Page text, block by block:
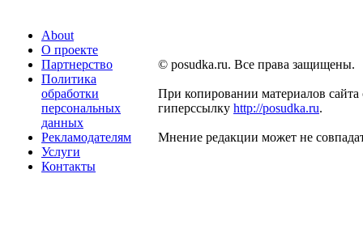
About
О проекте
Партнерство
Политика
обработки
персональных
данных
Рекламодателям
Услуги
Контакты
© posudka.ru. Все права защищены.
При копировании материалов сайта
гиперссылку http://posudka.ru.
Мнение редакции может не